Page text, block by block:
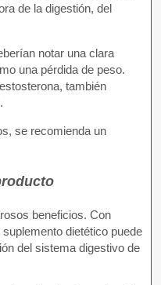
de la digestión, del
notar una clara
una pérdida de peso.
también
se recomienda un
beneficios. Con
suplemento dietético puede
del sistema digestivo de